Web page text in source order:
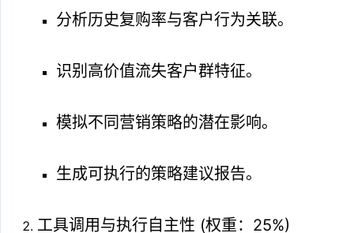
分析历史复购率与客户行为关联。
识别高价值流失客户群特征。
模拟不同营销策略的潜在影响。
生成可执行的策略建议报告。
工具调用与执行自主性 (权重：25%)